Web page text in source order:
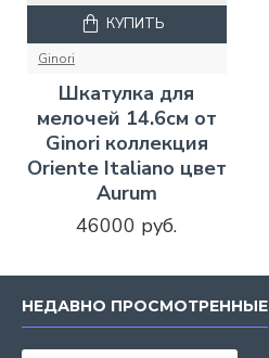
Ginori
Шкатулка для
мелочей 14.6см от
Ginori коллекция
Oriente Italiano цвет
Aurum
46000 руб.
КУПИТЬ
НЕДАВНО ПРОСМОТРЕННЫЕ